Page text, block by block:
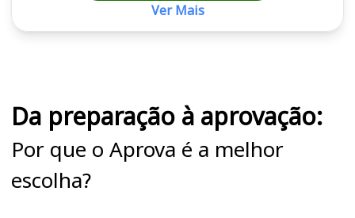
Ver Mais
Da preparação à aprovação:
Por que o Aprova é a melhor
escolha?